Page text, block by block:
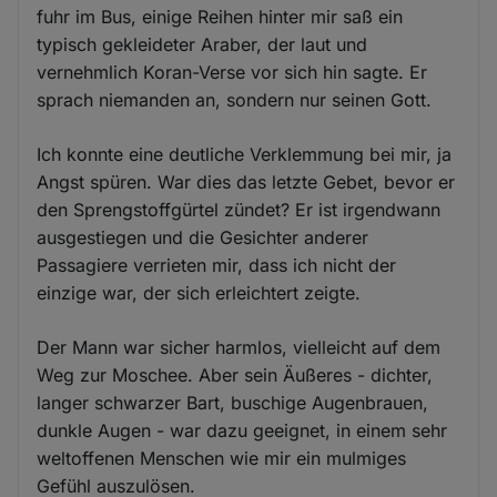
fuhr im Bus, einige Reihen hinter mir saß ein
typisch gekleideter Araber, der laut und
vernehmlich Koran-Verse vor sich hin sagte. Er
sprach niemanden an, sondern nur seinen Gott.
Ich konnte eine deutliche Verklemmung bei mir, ja
Angst spüren. War dies das letzte Gebet, bevor er
den Sprengstoffgürtel zündet? Er ist irgendwann
ausgestiegen und die Gesichter anderer
Passagiere verrieten mir, dass ich nicht der
einzige war, der sich erleichtert zeigte.
Der Mann war sicher harmlos, vielleicht auf dem
Weg zur Moschee. Aber sein Äußeres - dichter,
langer schwarzer Bart, buschige Augenbrauen,
dunkle Augen - war dazu geeignet, in einem sehr
weltoffenen Menschen wie mir ein mulmiges
Gefühl auszulösen.